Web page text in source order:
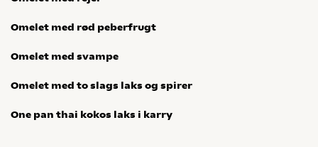
Omelet med rød peberfrugt
Omelet med svampe
Omelet med to slags laks og spirer
One pan thai kokos laks i karry